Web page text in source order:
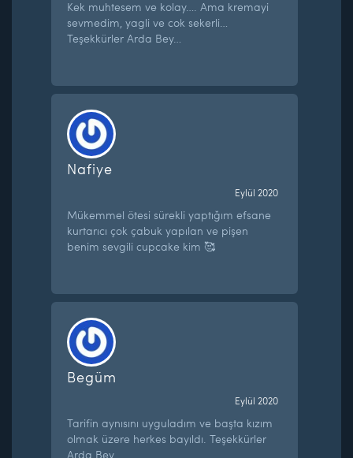
Kek muhtesem ve kolay…. Ama kremayi
sevmedim, yagli ve cok sekerli…
Teşekkürler Arda Bey…
Nafiye
Eylül 2020
Mükemmel ötesi sürekli yaptığım efsane
kurtarıcı çok çabuk yapılan ve pişen
benim sevgili cupcake kim 🥰
Begüm
Eylül 2020
Tarifin aynısını uyguladım ve başta kızım
olmak üzere herkes bayıldı. Teşekkürler
Arda Bey